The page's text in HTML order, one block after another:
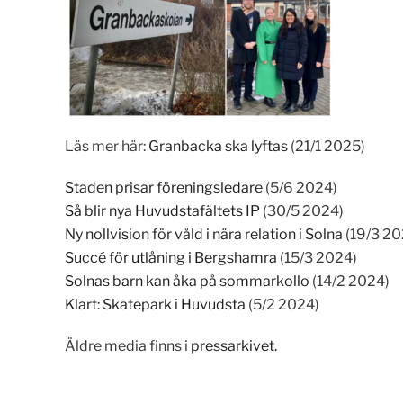
Läs mer här: Granbacka ska lyftas (21/1 2025)
Staden prisar föreningsledare (5/6 2024)
Så blir nya Huvudstafältets IP (30/5 2024)
Ny nollvision för våld i nära relation i Solna (19/3
Succé för utlåning i Bergshamra (15/3 2024)
Solnas barn kan åka på sommarkollo (14/2 2024)
Klart: Skatepark i Huvudsta (5/2 2024)
Äldre media finns i pressarkivet.